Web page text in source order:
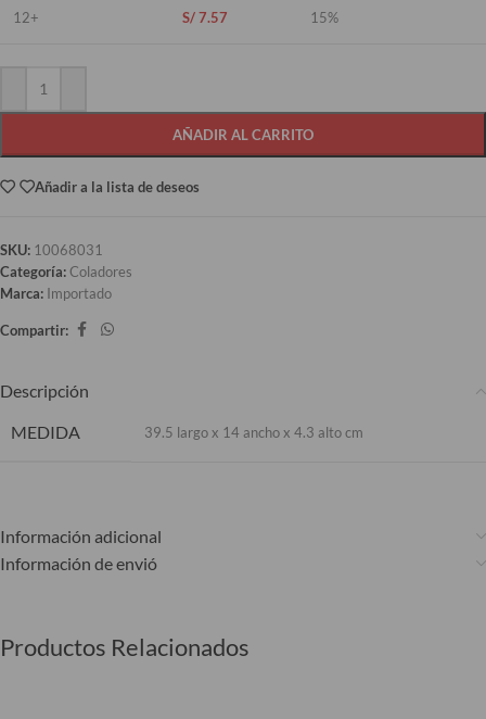
12+ S/7.57 15%
AÑADIR AL CARRITO
Añadir a la lista de deseos
SKU: 10068031
Categoría:Coladores
Marca: Importado
Compartir:
Descripción
MEDIDA
39.5 largo x 14 ancho x 4.3 alto cm
Información adicional
Información de envió
Productos Relacionados